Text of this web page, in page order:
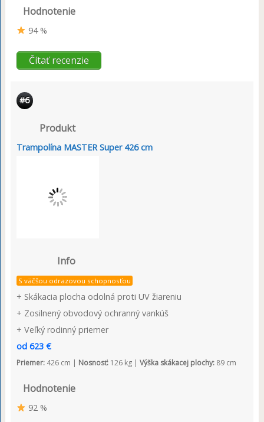
Hodnotenie
94 %
Čítať recenzie
#6
Produkt
Trampolína MASTER Super 426 cm
Info
S väčšou odrazovou schopnosťou
+ Skákacia plocha odolná proti UV žiareniu
+ Zosilnený obvodový ochranný vankúš
+ Veľký rodinný priemer
od 623 €
Priemer:426 cm | Nosnosť:126 kg | Výška skákacej plochy:89 cm
Hodnotenie
92 %